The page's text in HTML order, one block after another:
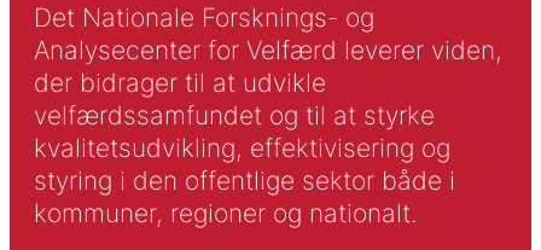
Det Nationale Forsknings- og
Analysecenter for Velfærd leverer viden,
der bidrager til at udvikle
velfærdssamfundet og til at styrke
kvalitetsudvikling, effektivisering og
styring i den offentlige sektor både i
kommuner, regioner og nationalt.